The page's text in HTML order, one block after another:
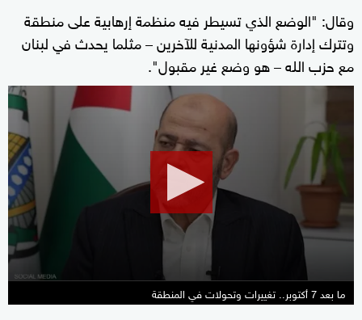
وقال: "الوضع الذي تسيطر فيه منظمة إرهابية على منطقة
وتترك إدارة شؤونها المدنية للآخرين – مثلما يحدث في لبنان
مع حزب الله – هو وضع غير مقبول".
0
seconds
of
35
minutes,
18
seconds
ما بعد 7 أكتوبر.. تغييرات وتحولات في المنطقة